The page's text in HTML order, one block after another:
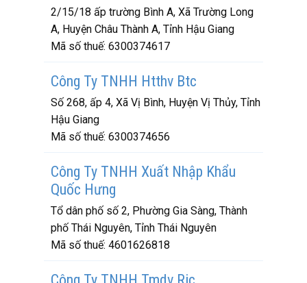
2/15/18 ấp trường Bình A, Xã Trường Long
A, Huyện Châu Thành A, Tỉnh Hậu Giang
Mã số thuế: 6300374617
Công Ty TNHH Htthv Btc
Số 268, ấp 4, Xã Vị Bình, Huyện Vị Thủy, Tỉnh
Hậu Giang
Mã số thuế: 6300374656
Công Ty TNHH Xuất Nhập Khẩu
Quốc Hưng
Tổ dân phố số 2, Phường Gia Sàng, Thành
phố Thái Nguyên, Tỉnh Thái Nguyên
Mã số thuế: 4601626818